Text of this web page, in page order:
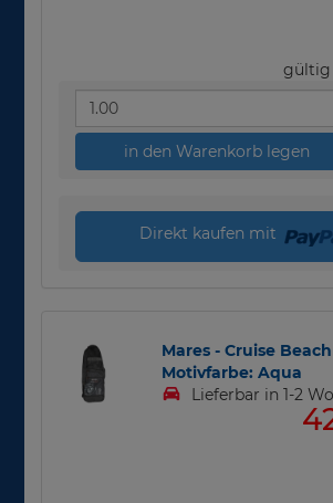
gültig
in den Warenkorb legen
Direkt kaufen mit
Mares - Cruise
Motivfarbe: Aqua
Lieferbar in 1-2